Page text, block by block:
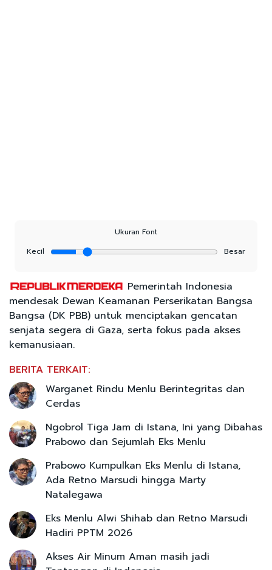
Ukuran Font
Kecil
Besar
Pemerintah Indonesia
mendesak Dewan Keamanan Perserikatan Bangsa
Bangsa (DK PBB) untuk menciptakan gencatan
senjata segera di Gaza, serta fokus pada akses
kemanusiaan.
BERITA TERKAIT:
Warganet Rindu Menlu Berintegritas dan
Cerdas
Ngobrol Tiga Jam di Istana, Ini yang Dibahas
Prabowo dan Sejumlah Eks Menlu
Prabowo Kumpulkan Eks Menlu di Istana,
Ada Retno Marsudi hingga Marty
Natalegawa
Eks Menlu Alwi Shihab dan Retno Marsudi
Hadiri PPTM 2026
Akses Air Minum Aman masih jadi